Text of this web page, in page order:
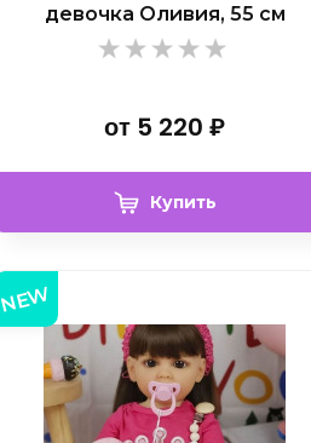
девочка Оливия, 55 см
от 5 220 ₽
Купить
NEW